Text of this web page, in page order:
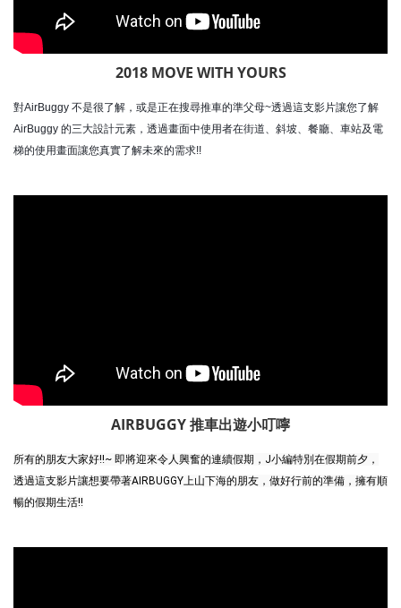
2018 MOVE WITH YOURS
對AirBuggy 不是很了解，或是正在搜尋推車的準父母~透過這支影片讓您了解
AirBuggy 的三大設計元素，透過畫面中使用者在街道、斜坡、餐廳、車站及電
梯的使用畫面讓您真實了解未來的需求!!
AIRBUGGY 推車出遊小叮嚀
所有的朋友大家好!!~ 即將迎來令人興奮的連續假期，J小編特別在假期前夕，
透過這支影片讓想要帶著AIRBUGGY上山下海的朋友，做好行前的準備，擁有順
暢的假期生活!!